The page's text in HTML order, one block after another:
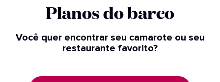
Planos do barco​
Você quer encontrar seu camarote ou seu
restaurante favorito?